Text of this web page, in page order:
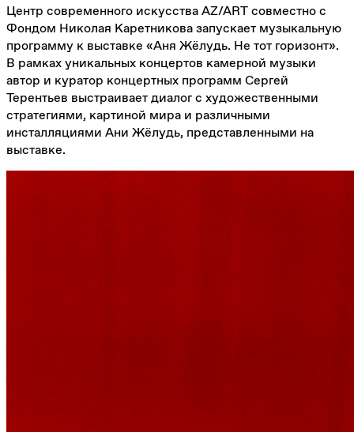
Центр современного искусства AZ/ART совместно с
Фондом Николая Каретникова запускает музыкальную
программу к выставке «Аня Жёлудь. Не тот горизонт».
В рамках уникальных концертов камерной музыки
автор и куратор концертных программ Сергей
Терентьев выстраивает диалог с художественными
стратегиями, картиной мира и различными
инсталляциями Ани Жёлудь, представленными на
выставке.